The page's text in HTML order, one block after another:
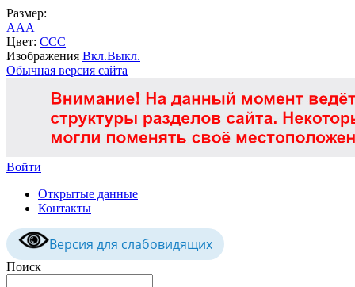
Размер:
AAA
Цвет: CCC
Изображения Вкл.Выкл.
Обычная версия сайта
Войти
Открытые данные
Контакты
Версия для слабовидящих
Поиск